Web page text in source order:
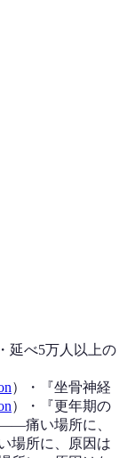
延べ5万人以上の
） ・『坐骨神経
） ・『更年期の
痛い場所に、
場所に、原因は